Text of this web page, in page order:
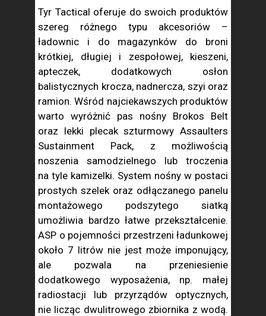
Tyr Tactical oferuje do swoich produktów
szereg różnego typu akcesoriów –
ładownic i do magazynków do broni
krótkiej, długiej i zespołowej, kieszeni,
apteczek, dodatkowych osłon
balistycznych krocza, nadnercza, szyi oraz
ramion. Wśród najciekawszych produktów
warto wyróżnić pas nośny Brokos Belt
oraz lekki plecak szturmowy Assaulters
Sustainment Pack, z możliwością
noszenia samodzielnego lub troczenia
na tyle kamizelki. System nośny w postaci
prostych szelek oraz odłączanego panelu
montażowego podszytego siatką
umożliwia bardzo łatwe przekształcenie.
ASP o pojemności przestrzeni ładunkowej
około 7 litrów nie jest może imponujący,
ale pozwala na przeniesienie
dodatkowego wyposażenia, np. małej
radiostacji lub przyrządów optycznych,
nie licząc dwulitrowego zbiornika z wodą.